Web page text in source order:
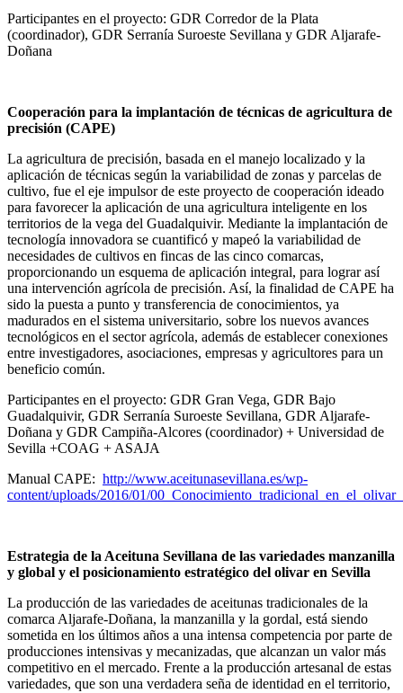
Participantes en el proyecto: GDR Corredor de la Plata
(coordinador), GDR Serranía Suroeste Sevillana y GDR Aljarafe-
Doñana
Cooperación para la implantación de técnicas de agricultura de
precisión (CAPE)
La agricultura de precisión, basada en el manejo localizado y la
aplicación de técnicas según la variabilidad de zonas y parcelas de
cultivo, fue el eje impulsor de este proyecto de cooperación ideado
para favorecer la aplicación de una agricultura inteligente en los
territorios de la vega del Guadalquivir. Mediante la implantación de
tecnología innovadora se cuantificó y mapeó la variabilidad de
necesidades de cultivos en fincas de las cinco comarcas,
proporcionando un esquema de aplicación integral, para lograr así
una intervención agrícola de precisión. Así, la finalidad de CAPE ha
sido la puesta a punto y transferencia de conocimientos, ya
madurados en el sistema universitario, sobre los nuevos avances
tecnológicos en el sector agrícola, además de establecer conexiones
entre investigadores, asociaciones, empresas y agricultores para un
beneficio común.
Participantes en el proyecto: GDR Gran Vega, GDR Bajo
Guadalquivir, GDR Serranía Suroeste Sevillana, GDR Aljarafe-
Doñana y GDR Campiña-Alcores (coordinador) + Universidad de
Sevilla +COAG + ASAJA
Manual CAPE: http://www.aceitunasevillana.es/wp-
content/uploads/2016/01/
Estrategia de la Aceituna Sevillana de las variedades manzanilla
y global y el posicionamiento estratégico del olivar en Sevilla
La producción de las variedades de aceitunas tradicionales de la
comarca Aljarafe-Doñana, la manzanilla y la gordal, está siendo
sometida en los últimos años a una intensa competencia por parte de
producciones intensivas y mecanizadas, que alcanzan un valor más
competitivo en el mercado. Frente a la producción artesanal de estas
variedades, que son una verdadera seña de identidad en el territorio,